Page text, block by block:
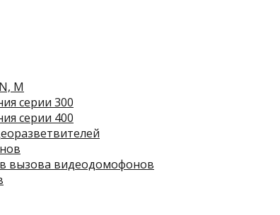
M
серии 300
серии 400
вызова видеодомофонов